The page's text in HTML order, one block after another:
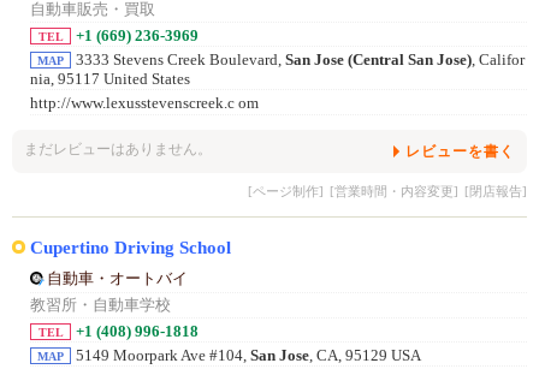
自動車販売・買取
TEL +1 (669) 236-3969
MAP 3333 Stevens Creek Boulevard, San Jose (Central San Jose), Califor
nia, 95117 United States
http://www.lexusstevenscreek.c om
まだレビューはありません。 レビューを書く
[ページ制作] [営業時間・内容変更] [閉店報告]
Cupertino Driving School
自動車・オートバイ
教習所・自動車学校
TEL +1 (408) 996-1818
MAP 5149 Moorpark Ave #104, San Jose, CA, 95129 USA